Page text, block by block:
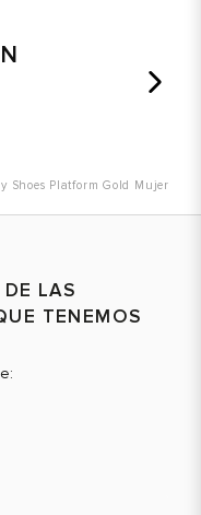
Shoes Platform Gold Mujer
LAS
TENEMOS